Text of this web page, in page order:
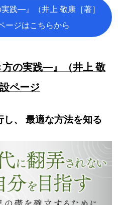
践—』（井上 敬康［著］
ージはこちらから
の実践—』（井上 敬
ページ
し、 最適な方法を知る